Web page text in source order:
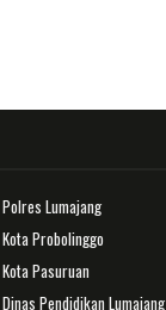
Polres Lumajang
Kota Probolinggo
Kota Pasuruan
Dinas Pendidikan Lumajang